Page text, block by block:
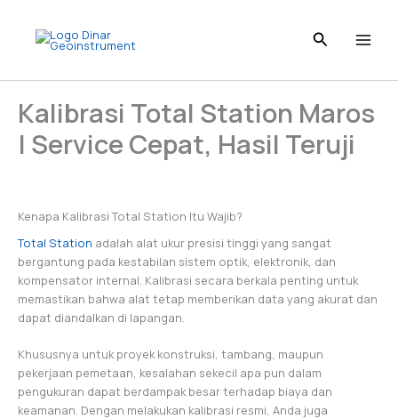
content
Kalibrasi Total Station Maros
| Service Cepat, Hasil Teruji
Kenapa Kalibrasi Total Station Itu Wajib?
Total Station adalah alat ukur presisi tinggi yang sangat
bergantung pada kestabilan sistem optik, elektronik, dan
kompensator internal. Kalibrasi secara berkala penting untuk
memastikan bahwa alat tetap memberikan data yang akurat dan
dapat diandalkan di lapangan.
Khususnya untuk proyek konstruksi, tambang, maupun
pekerjaan pemetaan, kesalahan sekecil apa pun dalam
pengukuran dapat berdampak besar terhadap biaya dan
keamanan. Dengan melakukan kalibrasi resmi, Anda juga